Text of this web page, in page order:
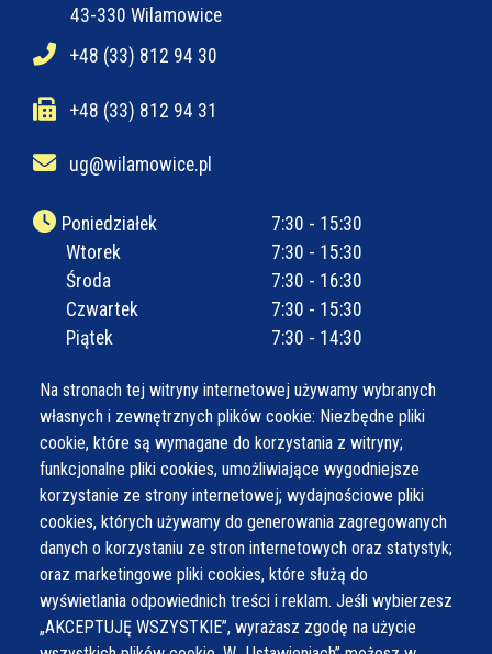
Na stronach tej witryny internetowej używamy wybranych
własnych i zewnętrznych plików cookie: Niezbędne pliki
cookie, które są wymagane do korzystania z witryny;
funkcjonalne pliki cookies, umożliwiające wygodniejsze
korzystanie ze strony internetowej; wydajnościowe pliki
cookies, których używamy do generowania zagregowanych
danych o korzystaniu ze stron internetowych oraz statystyk;
oraz marketingowe pliki cookies, które służą do
wyświetlania odpowiednich treści i reklam. Jeśli wybierzesz
„AKCEPTUJĘ WSZYSTKIE”, wyrażasz zgodę na użycie
43-330 Wilamowice
+48 (33) 812 94 30
+48 (33) 812 94 31
ug@wilamowice.pl
Poniedziałek
7:30 - 15:30
Wtorek
7:30 - 15:30
Środa
7:30 - 16:30
Czwartek
7:30 - 15:30
Piątek
7:30 - 14:30